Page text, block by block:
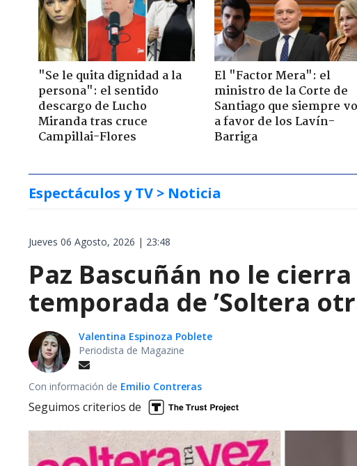
"Se le quita dignidad a la
persona": el sentido
descargo de Lucho
Miranda tras cruce
Campillai-Flores
El "Factor Mera": el
ministro de la Corte de
Santiago que siempre
a favor de los Lavín-
Barriga
Espectáculos y TV > Noticia
Jueves 06 Agosto, 2026 | 23:48
Paz Bascuñán no le
temporada de ’Soltera
Valentina Espinoza Poblete
Periodista de Magazine
Con información de Emilio Contreras
Seguimos criterios de